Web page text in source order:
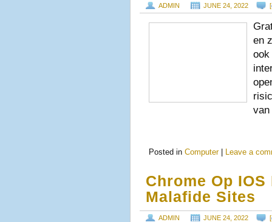
ADMIN JUNE 24, 2022 [
en
ook
Posted in Computer Leave a
Chrome Op
Malafide Sites
ADMIN JUNE 24, 2022 [